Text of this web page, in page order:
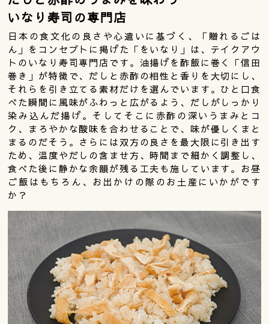
いなり寿司の専門店
日本の食文化の良さや心遣いに基づく、「贈れるごは
ん」をコンセプトに掲げた「をいなり」は、テイクアウ
トのいなり寿司専門店です。油揚げを酢飯に巻く「信田
巻き」が特徴で、だしと赤酢の相性と香りを大切にし、
それらを引き立てる素材だけを選んでいます。ひと口食
べた瞬間に風味がふわっと広がるよう、だしがしっかり
染み込んだ揚げ。そしてそこに赤酢の深いうまみとコ
ク、まろやかな酸味を合わせることで、味が優しくまと
まるのだそう。さらには双方の良さを最大限に引き出す
ため、温度やだしの含ませ方、時間まで細かく調整し、
食べた後に静かな余韻が残る工夫も施しています。お昼
ご飯はもちろん、お出かけの際のお土産にいかがです
か？